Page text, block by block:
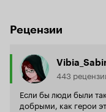
Рецензии
443
Если бы люди были
добрыми, как герои